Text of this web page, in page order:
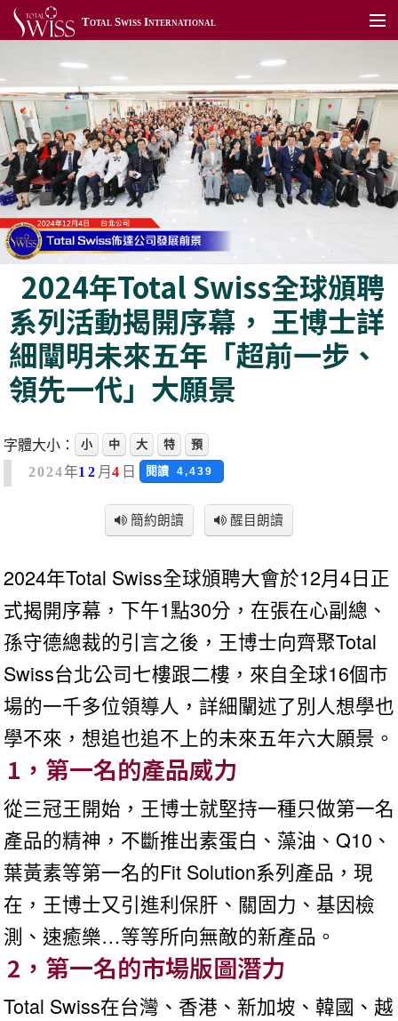
Total Swiss International
加入我們
產品展示
TSToday
利保肝藥局
全球據點
聯絡我們
全球網站
會員專區
2024年Total Swiss全球頒聘
系列活動揭開序幕， 王博士詳
細闡明未來五年「超前一步、
領先一代」大願景
字體大小： 小 中 大 特 預
2024年12 月4 日 閱讀 4,439
簡約朗讀 醒目朗讀
2024年Total Swiss全球頒聘大會於12月4日正
式揭開序幕，下午1點30分，在張在心副總、
孫守德總裁的引言之後，王博士向齊聚Total
Swiss台北公司七樓跟二樓，來自全球16個市
場的一千多位領導人，詳細闡述了別人想學也
學不來，想追也追不上的未來五年六大願景。
1，第一名的產品威力
從三冠王開始，王博士就堅持一種只做第一名
產品的精神，不斷推出素蛋白、藻油、Q10、
葉黃素等第一名的Fit Solution系列產品，現
在，王博士又引進利保肝、關固力、基因檢
測、速癒樂…等等所向無敵的新產品。
2，第一名的市場版圖潛力
Total Swiss在台灣、香港、新加坡、韓國、越